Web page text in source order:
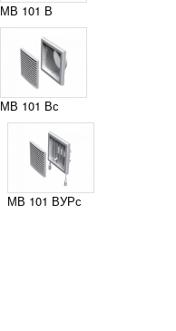
МВ 101 В
МВ 101 Вс
МВ 101 ВУРс